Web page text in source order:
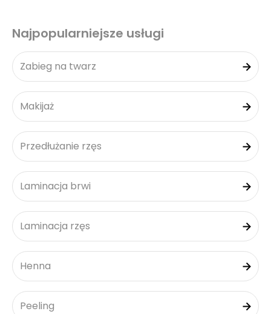
Najpopularniejsze usługi
Zabieg na twarz
Makijaż
Przedłużanie rzęs
Laminacja brwi
Laminacja rzęs
Henna
Peeling